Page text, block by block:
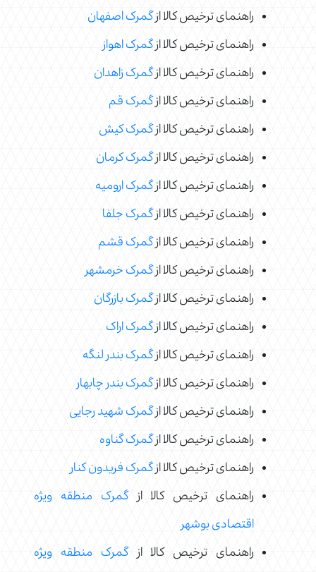
راهنمای ترخیص کالا ازگمرک اصفهان
راهنمای ترخیص کالا ازگمرک اهواز
راهنمای ترخیص کالا ازگمرک زاهدان
راهنمای ترخیص کالا ازگمرک قم
راهنمای ترخیص کالا ازگمرک کیش
راهنمای ترخیص کالا ازگمرک کرمان
راهنمای ترخیص کالا ازگمرک ارومیه
راهنمای ترخیص کالا ازگمرک جلفا
راهنمای ترخیص کالا ازگمرک قشم
راهنمای ترخیص کالا ازگمرک خرمشهر
راهنمای ترخیص کالا ازگمرک بازرگان
راهنمای ترخیص کالا ازگمرک اراک
راهنمای ترخیص کالا ازگمرک بندر لنگه
راهنمای ترخیص کالا ازگمرک بندر چابهار
راهنمای ترخیص کالا ازگمرک شهید رجایی
راهنمای ترخیص کالا ازگمرک گناوه
راهنمای ترخیص کالا ازگمرک فریدون کنار
راهنمای ترخیص کالا ازگمرک منطقه ویژه
اقتصادی بوشهر
راهنمای ترخیص کالا ازگمرک منطقه ویژه